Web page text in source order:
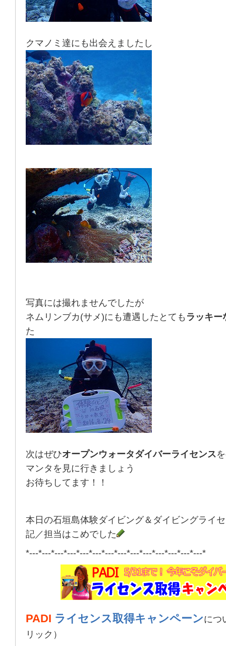
クマノミ達にも出会えましたし
写真には撮れませんでしたが
ネムリンブカ(サメ)にも遭遇したとても ラッキー
た
次はぜひオープンウォータダイバーライセンス
マンタを見に行きましょう
お待ちしてます！！
本日の石垣島体験ダイビング＆ダイビングライ
記／担当はこめでした
*---*---*---*---*---*---*---*---*---*---*---*---*---*---*
PADI ライセンス取得キャンペーンにつ
リック）